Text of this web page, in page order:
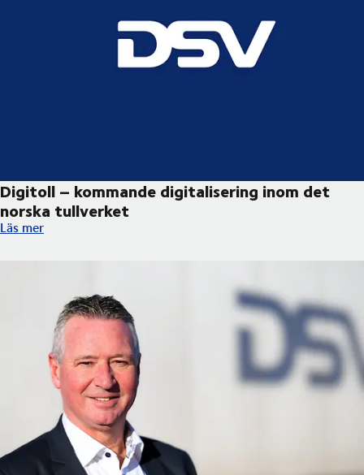
Digitoll – kommande digitalisering inom det
norska tullverket ​
Digitoll – kommande digitalisering inom det norska tullverket ​
Läs mer